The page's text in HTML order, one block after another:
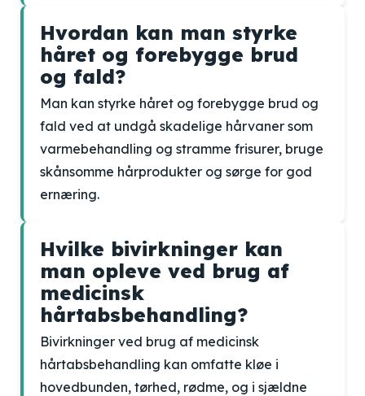
Hvordan kan man styrke
håret og forebygge brud
og fald?
Man kan styrke håret og forebygge brud og
fald ved at undgå skadelige hårvaner som
varmebehandling og stramme frisurer, bruge
skånsomme hårprodukter og sørge for god
ernæring.
Hvilke bivirkninger kan
man opleve ved brug af
medicinsk
hårtabsbehandling?
Bivirkninger ved brug af medicinsk
hårtabsbehandling kan omfatte kløe i
hovedbunden, tørhed, rødme, og i sjældne